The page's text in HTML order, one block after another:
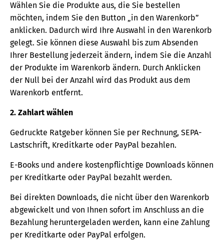
Wählen Sie die Produkte aus, die Sie bestellen
möchten, indem Sie den Button „in den Warenkorb”
anklicken. Dadurch wird Ihre Auswahl in den Warenkorb
gelegt. Sie können diese Auswahl bis zum Absenden
Ihrer Bestellung jederzeit ändern, indem Sie die Anzahl
der Produkte im Warenkorb ändern. Durch Anklicken
der Null bei der Anzahl wird das Produkt aus dem
Warenkorb entfernt.
2. Zahlart wählen
Gedruckte Ratgeber können Sie per Rechnung, SEPA-
Lastschrift, Kreditkarte oder PayPal bezahlen.
E-Books und andere kostenpflichtige Downloads können
per Kreditkarte oder PayPal bezahlt werden.
Bei direkten Downloads, die nicht über den Warenkorb
abgewickelt und von Ihnen sofort im Anschluss an die
Bezahlung heruntergeladen werden, kann eine Zahlung
per Kreditkarte oder PayPal erfolgen.